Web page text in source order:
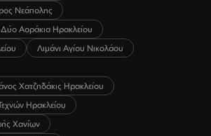
Νεάπολης
Αοράκια Ηρακλείου
Λιμάνι Αγίου Νικολάου
Χατζηδάκις Ηρακλείου
Ηρακλείου
Χανίων